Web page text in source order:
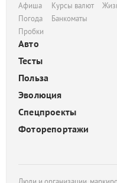
Афиша
Погода
Пробки
Курсы валют
Банкоматы
Авто
Тесты
Польза
Эволюция
Спецпроекты
Фоторепортажи